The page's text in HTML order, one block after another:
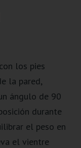
los pies
la pared,
ángulo de 90
durante
el peso en
el vientre